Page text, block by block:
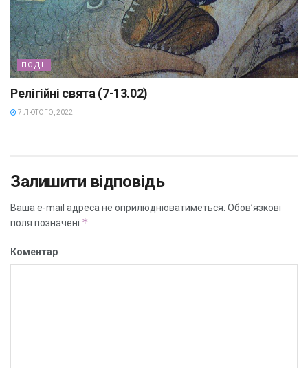
ПОДІЇ
Релігійні свята (7-13.02)
7 ЛЮТОГО, 2022
Залишити відповідь
Ваша e-mail адреса не оприлюднюватиметься. Обов’язкові
поля позначені *
Коментар